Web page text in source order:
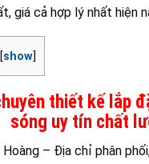
giá cả hợp lý nhất hiện
[show]
thiết kế lắp
sóng uy tín chất
Hoàng – Địa chỉ phân